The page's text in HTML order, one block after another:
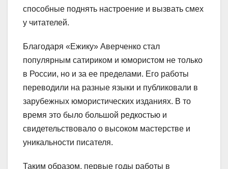
способные поднять настроение и вызвать смех
у читателей.
Благодаря «Ежику» Аверченко стал
популярным сатириком и юмористом не только
в России, но и за ее пределами. Его работы
переводили на разные языки и публиковали в
зарубежных юмористических изданиях. В то
время это было большой редкостью и
свидетельствовало о высоком мастерстве и
уникальности писателя.
Таким образом, первые годы работы в